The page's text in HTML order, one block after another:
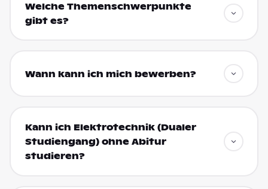
Welche Themenschwerpunkte
gibt es?
Wann kann ich mich bewerben?
Kann ich Elektrotechnik (Dualer
Studiengang) ohne Abitur
studieren?